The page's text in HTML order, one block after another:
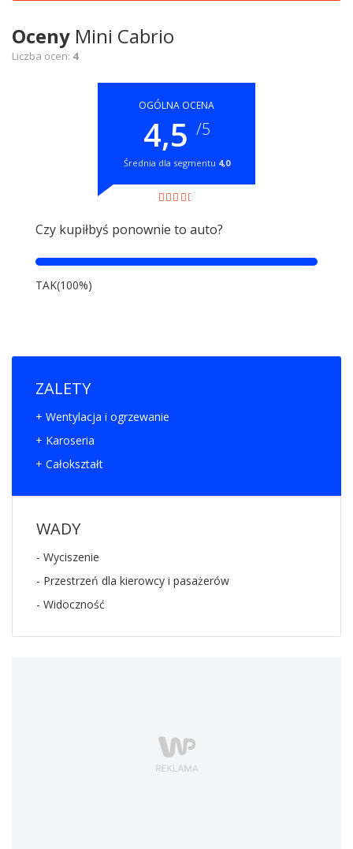
Oceny Mini Cabrio
Liczba ocen: 4
OGÓLNA OCENA
4,5 /5
Średnia dla segmentu 4,0
Czy kupiłbyś ponownie to auto?
TAK(100%)
ZALETY
+ Wentylacja i ogrzewanie
+ Karoseria
+ Całokształt
WADY
- Wyciszenie
- Przestrzeń dla kierowcy i pasażerów
- Widoczność